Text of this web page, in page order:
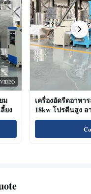
VIDEO
ม
ยง
เครื่องอัดรีดอาหา
18kw โปรตีนสูง
ขนมแมว